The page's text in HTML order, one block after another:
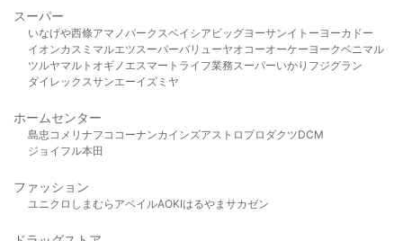
スーパー
いなげや西條アマノパークスベイシア ビッグヨーサンイトーヨーカドー
イオンカスミ マルエツスーパーバリューヤオコーオーケー ヨークベニマル
ツルヤマルト オギノ エスマート ライフ業務スーパーいかり フジグラン
ダイレックスサンエーイズミヤ
ホームセンター
島忠 コメリ ナフコ コーナンカインズアストロプロダクツDCM
ジョイフル本田
ファッション
ユニクロ しまむら アベイルAOKIはるやま サカゼン